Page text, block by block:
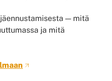
— mitä
ja mitä